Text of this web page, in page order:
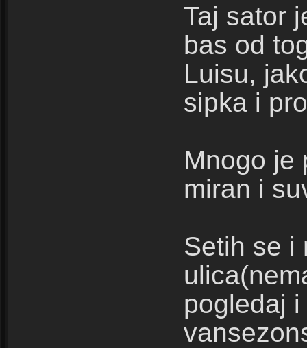
Taj sator
bas od
Luisu,
sipka i
Mnogo je
miran i
Setih se i
pogledaj